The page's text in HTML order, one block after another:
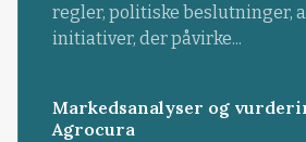
regler, politiske beslutninger,
initiativer, der påvirke...
Markedsanalyser og
Agrocura